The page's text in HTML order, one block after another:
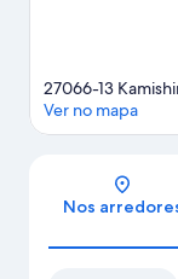
27066-13
Ver no mapa
Nos